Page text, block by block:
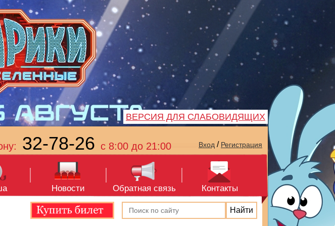
ВЕРСИЯ ДЛЯ СЛАБОВИДЯЩИХ
32-78-26 с 8:00 до 21:00 Вход / Регистрация
Новости Обратная связь Контакты